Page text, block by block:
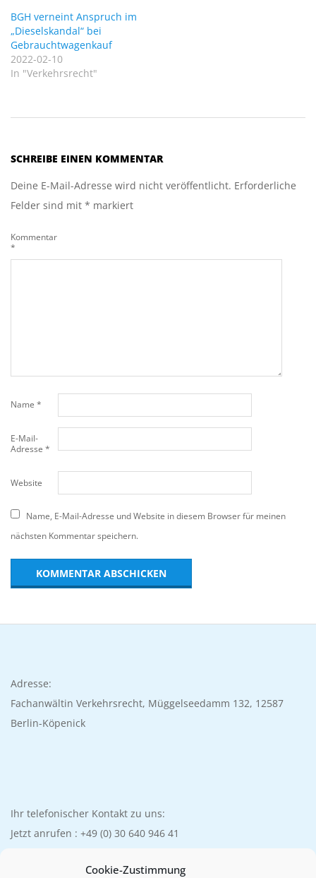
Cookie-Zustimmung
BGH verneint Anspruch im
„Dieselskandal“ bei
Gebrauchtwagenkauf
2022-02-10
In "Verkehrsrecht"
09
SCHREIBE EINEN KOMMENTAR
Deine E-Mail-Adresse wird nicht veröffentlicht. Erforderliche
Felder sind mit * markiert
Kommentar
*
Name *
E-Mail-
Adresse *
Website
Name, E-Mail-Adresse und Website in diesem Browser für meinen
nächsten Kommentar speichern.
Adresse:
Fachanwältin Verkehrsrecht, Müggelseedamm 132, 12587
Berlin-Köpenick
Ihr telefonischer Kontakt zu uns:
Jetzt anrufen : +49 (0) 30 640 946 41